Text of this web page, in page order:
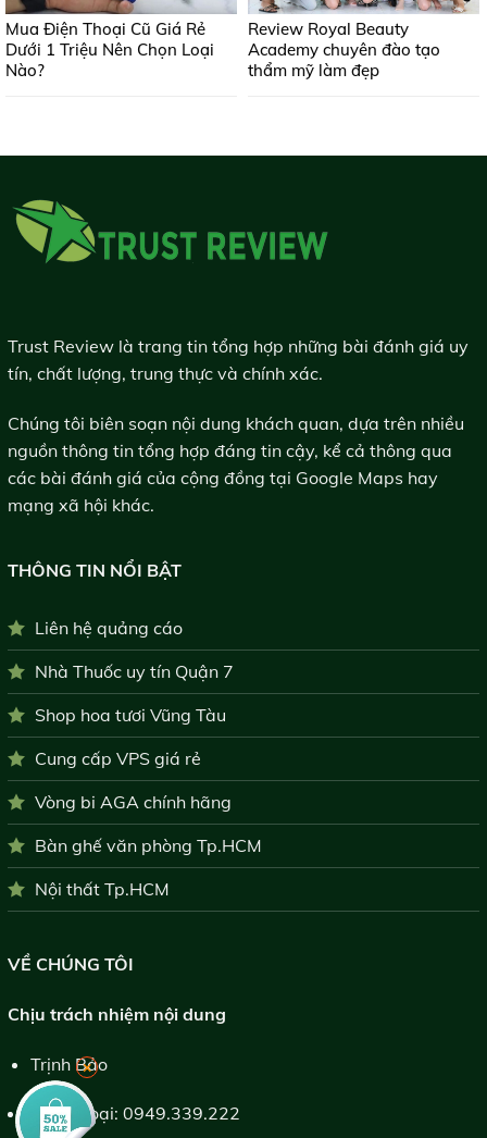
Mua Điện Thoại Cũ Giá Rẻ
Dưới 1 Triệu Nên Chọn Loại
Nào?
Review Royal Beauty
Academy chuyên đào tạo
thẩm mỹ làm đẹp
Trust Review là trang tin tổng hợp những bài đánh giá uy
tín, chất lượng, trung thực và chính xác.
Chúng tôi biên soạn nội dung khách quan, dựa trên nhiều
nguồn thông tin tổng hợp đáng tin cậy, kể cả thông qua
các bài đánh giá của cộng đồng tại Google Maps hay
mạng xã hội khác.
THÔNG TIN NỔI BẬT
Liên hệ quảng cáo
Nhà Thuốc uy tín Quận 7
Shop hoa tươi Vũng Tàu
Cung cấp VPS giá rẻ
Vòng bi AGA chính hãng
Bàn ghế văn phòng Tp.HCM
Nội thất Tp.HCM
VỀ CHÚNG TÔI
Chịu trách nhiệm nội dung
Trịnh Bảo
Điện thoại: 0949.339.222
×